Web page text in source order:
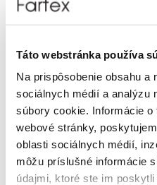
Táto webstránka používa
Na prispôsobenie obsahu
sociálnych médií a analýzu
súbory cookie. Informácie
webové stránky,
oblasti sociálnych médií,
môžu príslušné informácie
údajmi, ktoré ste im
Doplnky
Kontakt
Detail produktu
Domov
Produkty
Dámska móda
Šaty a overaly
Šaty dámske - Marc Cain